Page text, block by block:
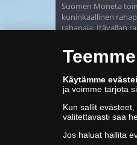
Suomen Moneta
kuninkaallinen
rahapaja, Itävallan
Käytämme
ja voimme tarjota
Kun sallit
valitettavasti saa
Jos haluat hallita